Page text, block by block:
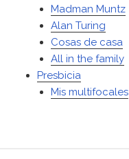
Madman Muntz
Alan Turing
Cosas de casa
All in the family
Presbicia
Mis multifocales